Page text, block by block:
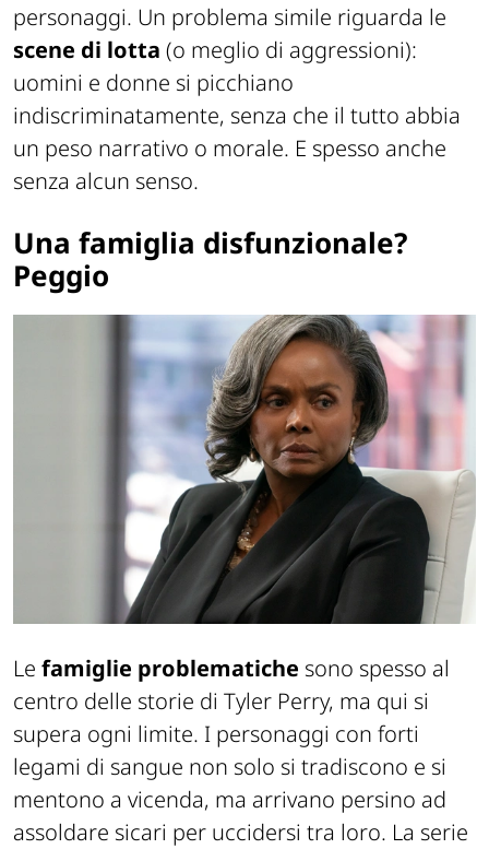
personaggi. Un problema simile riguarda le
scene di lotta (o meglio di aggressioni):
uomini e donne si picchiano
indiscriminatamente, senza che il tutto abbia
un peso narrativo o morale. E spesso anche
senza alcun senso.
Una famiglia disfunzionale?
Peggio
Le famiglie problematiche sono spesso al
centro delle storie di Tyler Perry, ma qui si
supera ogni limite. I personaggi con forti
legami di sangue non solo si tradiscono e si
mentono a vicenda, ma arrivano persino ad
assoldare sicari per uccidersi tra loro. La serie